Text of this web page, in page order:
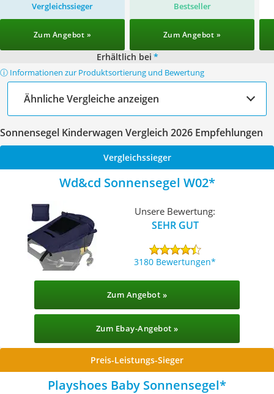
Vergleichssieger
Zum Angebot »
Bestseller
Zum Angebot »
Erhältlich bei *
ⓘ Informationen zur Produktsortierung und Bewertung
Ähnliche Vergleiche anzeigen
Sonnensegel Kinderwagen Vergleich 2026 Empfehlungen
Vergleichssieger
Wd&cd Sonnensegel W02
Unsere Bewertung:
SEHR GUT
3180 Bewertungen
Zum Angebot »
Zum Ebay-Angebot »
Preis-Leistungs-Sieger
Playshoes Baby Sonnensegel